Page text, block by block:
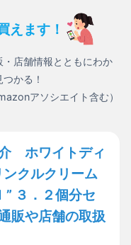
えます！
店舗情報とともにわか
かる！
アソシエイト含む）
介 ホワイトディ
クルクリーム
” ３．２個分セ
販や店舗の取扱